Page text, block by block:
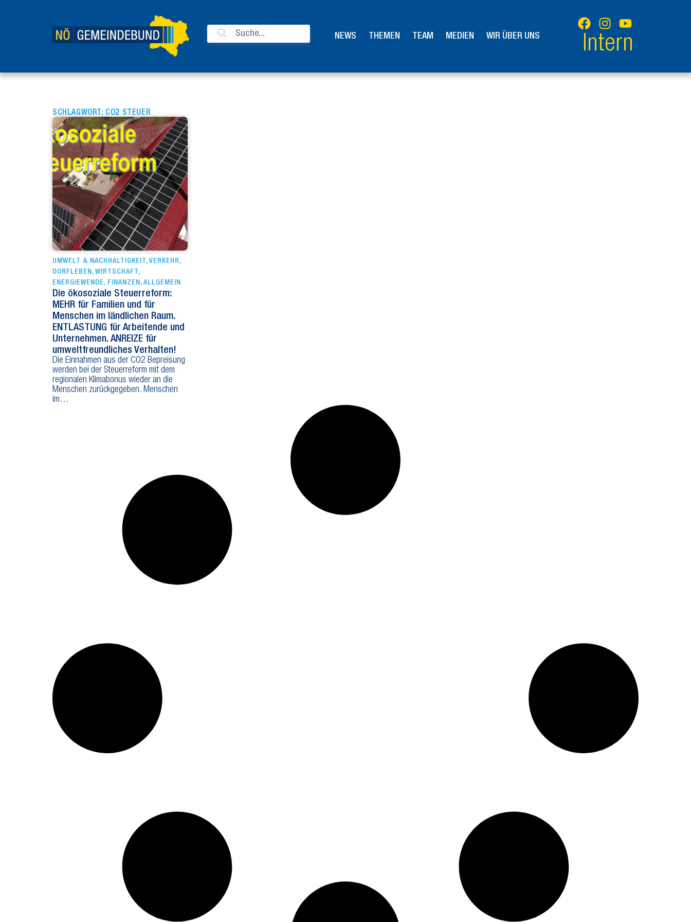
NEWS THEMEN TEAM MEDIEN WIR ÜBER UNS Intern
SCHLAGWORT: CO2 STEUER
UMWELT & NACHHALTIGKEIT, VERKEHR ,
DORFLEBEN , WIRTSCHAFT,
ENERGIEWENDE, FINANZEN , ALLGEMEIN
Die ökosoziale Steuerreform:
MEHR für Familien und für
Menschen im ländlichen Raum.
ENTLASTUNG für Arbeitende und
Unternehmen. ANREIZE für
umweltfreundliches Verhalten!
Die Einnahmen aus der CO2 Bepreisung
werden bei der Steuerreform mit dem
regionalen Klimabonus wieder an die
Menschen zurückgegeben. Menschen
im…